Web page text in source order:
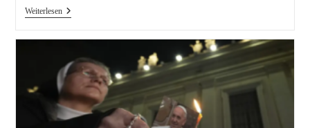
WeiterlesenMobilfunkverträge:
Kontrolle
Ist
Besser.